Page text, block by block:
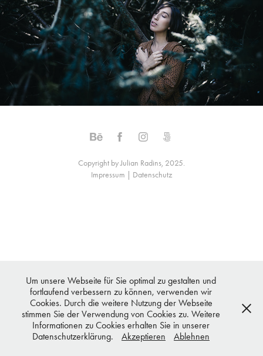
Copyright by Julian Radins, 2025.
Impressum
Datenschutz
Um unsere Webseite für Sie optimal zu gestalten und
fortlaufend verbessern zu können, verwenden wir
Cookies. Durch die weitere Nutzung der Webseite
stimmen Sie der Verwendung von Cookies zu. Weitere
Informationen zu Cookies erhalten Sie in unserer
Datenschutzerklärung.
Akzeptieren Ablehnen